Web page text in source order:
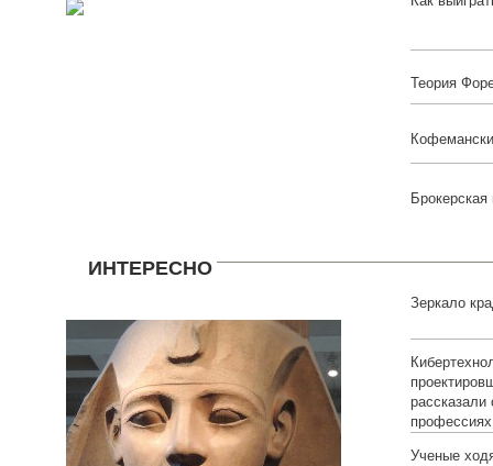
Теория
ИНТЕРЕСНО
Зеркало
Ученые